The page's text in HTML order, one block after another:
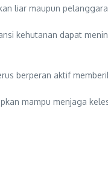
liar maupun
kehutanan dapat
berperan aktif
mampu menjaga